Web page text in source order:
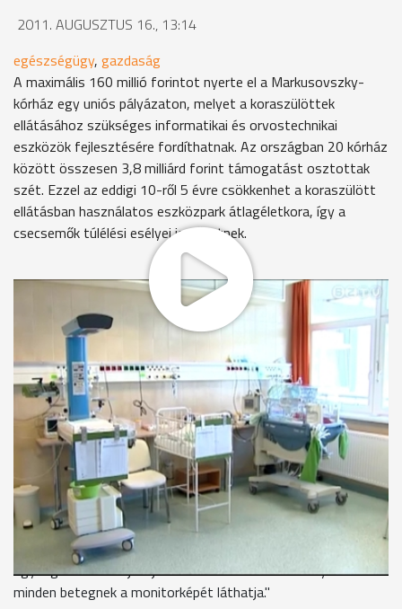
2011. AUGUSZTUS 16., 13:14
egészségügy, gazdaság
A maximális 160 millió forintot nyerte el a Markusovszky-
kórház egy uniós pályázaton, melyet a koraszülöttek
ellátásához szükséges informatikai és orvostechnikai
eszközök fejlesztésére fordíthatnak. Az országban 20 kórház
között összesen 3,8 milliárd forint támogatást osztottak
szét. Ezzel az eddigi 10-ről 5 évre csökkenhet a koraszülött
ellátásban használatos eszközpark átlagéletkora, így a
csecsemők túlélési esélyei is nőhetnek.
Jelenleg 16 csecsemőt ápolnak a kórház perinatális intenzív
centrumában. Ez a baba a legkisebb közülük, mindössze 670
grammal született még júniusban. Szombathelyen évente a
szülések 8 százaléka koraszülés, arányuk egyre nő. Sok
esetben a mesterséges beültetések következményeként
születnek korábban a csecsemők. Nagy segítséget jelent
majd az osztálynak az eszközpark fejlesztése.
Dr. Káldy Zoltán stratégiai és minőségirányítási igazgató,
Markusovszky Kórház
"Az egyik legfontosabb elem a központi monitorrendszer.
Minden betegágynál lesz egy betegőrző monitor ami a
kisbetegeknek az életfunkcióit figyeli és ez egy központi
egységbe továbbítja a jeleket és ott a szakszemélyzet
minden betegnek a monitorképét láthatja."